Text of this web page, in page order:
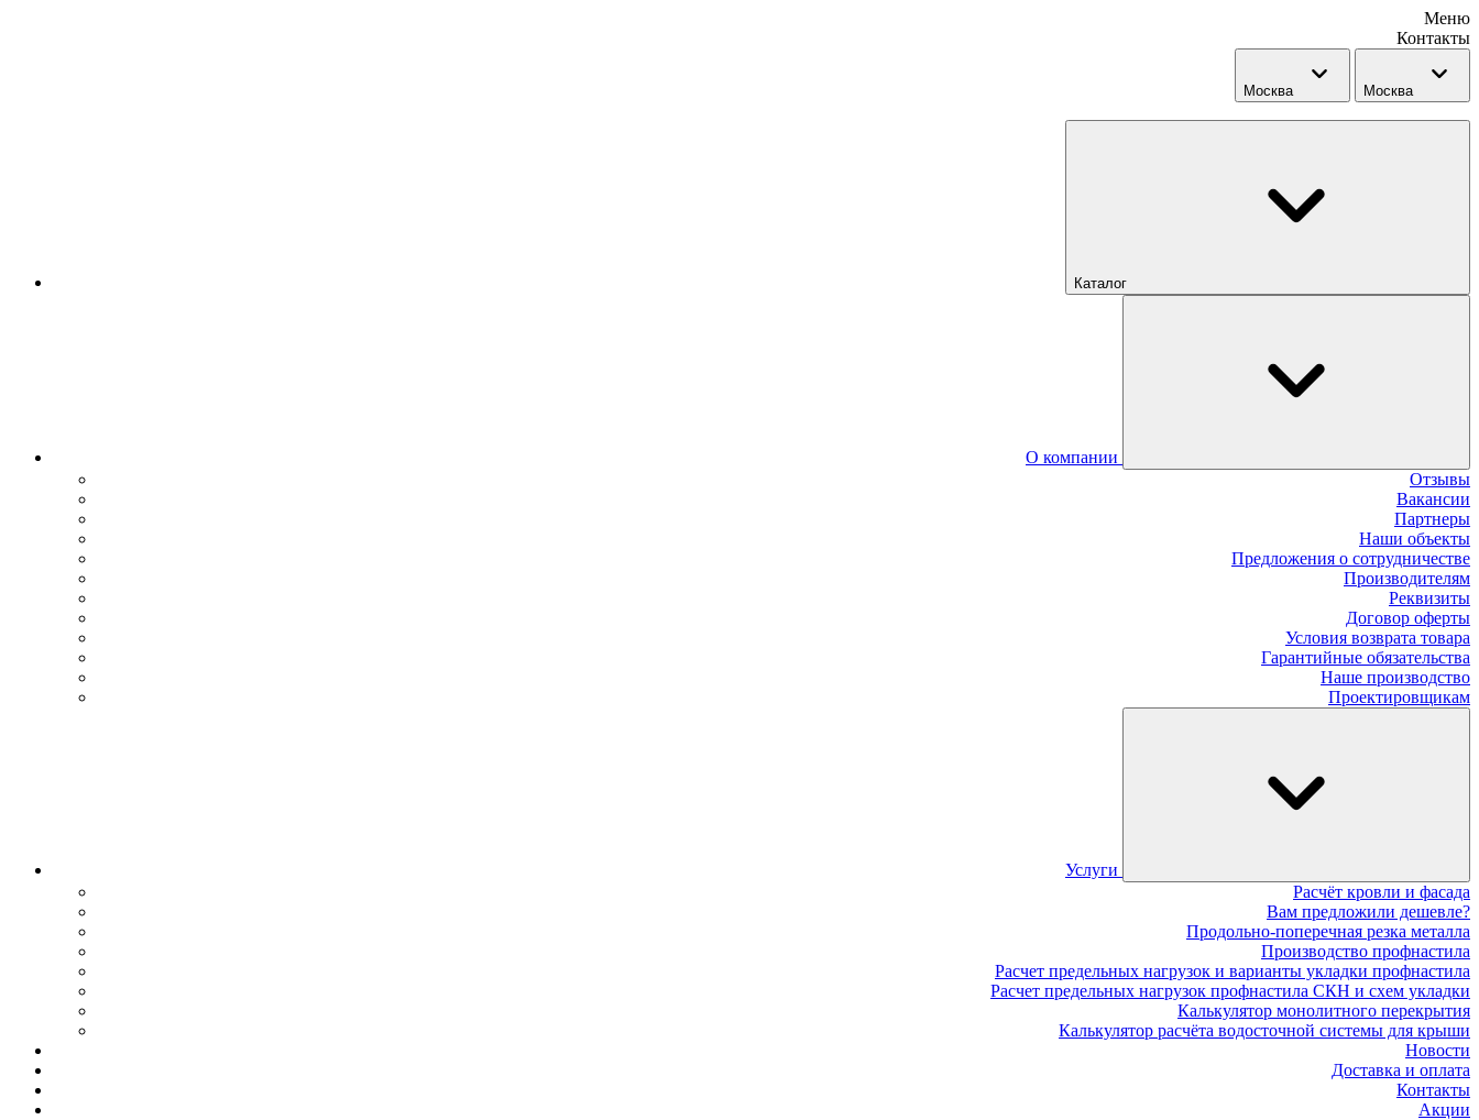
Меню
Контакты
Москва Москва
Каталог
О компании
Отзывы
Вакансии
Партнеры
Наши объекты
Предложения о сотрудничестве
Производителям
Реквизиты
Договор оферты
Условия возврата товара
Гарантийные обязательства
Наше производство
Проектировщикам
Услуги
Расчёт кровли и фасада
Вам предложили дешевле?
Продольно-поперечная резка металла
Производство профнастила
Расчет предельных нагрузок и варианты укладки профнастила
Расчет предельных нагрузок профнастила СКН и схем укладки
Калькулятор монолитного перекрытия
Калькулятор расчёта водосточной системы для крыши
Новости
Доставка и оплата
Контакты
Акции